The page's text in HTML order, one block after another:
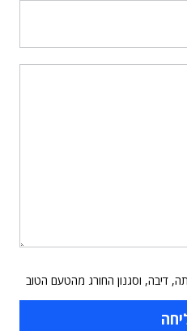
דיבה, וסגנון החורג מהטעם הטוב